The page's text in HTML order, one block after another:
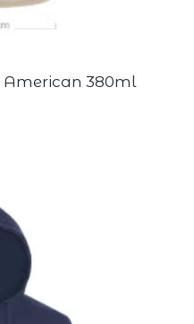
American 380ml